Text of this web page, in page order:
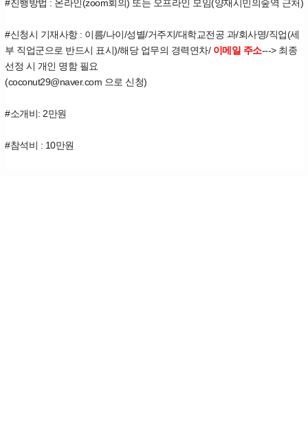
#진행방법 : 온라인(zoom회의) 또는 오프라인 모임(양재시민의숲역 근처)
#신청시 기재사항 : 이름/나이/성별/거주지/대학교전공 과/회사명/직업(세
부 직업군으로 반드시 표시)/해당 업무의 경력연차/ 이메일 주소---> 최종
선정 시 개인 명함 필요
(coconut29@naver.com 으로 신청)
#소개비: 2만원
#참석비 : 10만원